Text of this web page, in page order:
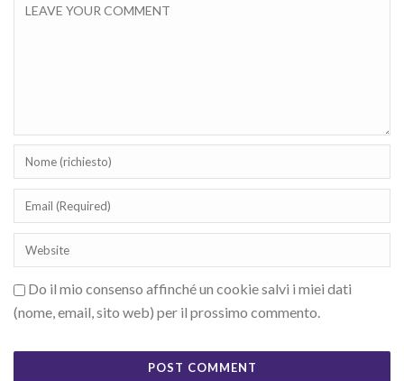
Do il mio consenso affinché un cookie salvi i miei dati
(nome, email, sito web) per il prossimo commento.